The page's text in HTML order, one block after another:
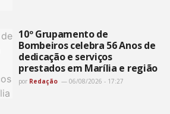
10º Grupamento de
Bombeiros celebra 56 Anos de
dedicação e serviços
prestados em Marília e região
por Redação 06/08/2026 - 17:27